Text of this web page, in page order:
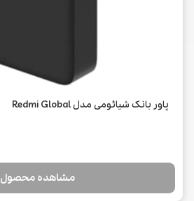
پاور بانک شیائومی مدل Redmi Global
مشاهده محصول